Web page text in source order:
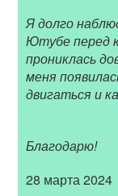
Я долго
Ютубе перед
прониклась
меня
двигаться и
Благодарю!
28 марта 2024